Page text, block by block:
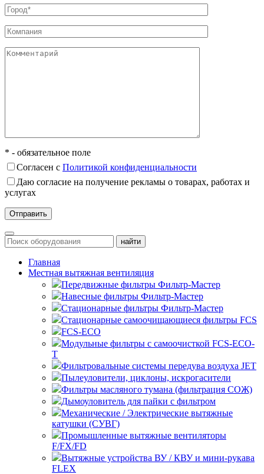
* - обязательное поле
Согласен с Политикой конфиденциальности
Даю согласие на получение рекламы о товарах, работах и
услугах
Главная
Местная вытяжная вентиляция
Передвижные
Навесные
Стационарные
Стационарные самоочищающиеся
FCS
FCS-ECO
Модульные
с самоочисткой FCS-ECO-
T
Фильтровальные системы передува воздуха JET
Пылеуловители, циклоны, искрогасители
Фильтры масляного тумана (фильтрация СОЖ)
Дымоуловитель для пайки с фильтром
Механические / Электрические вытяжные
катушки (СУВГ)
Промышленные вытяжные вентиляторы
F/FX/FD
Вытяжные устройства ВУ / КВУ и мини-рукава
FLEX